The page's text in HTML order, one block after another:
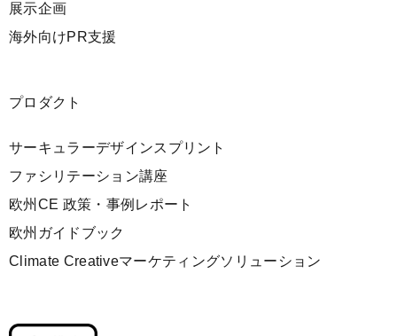
展示企画
海外向けPR支援
プロダクト
サーキュラーデザインスプリント
ファシリテーション講座
欧州CE 政策・事例レポート
欧州ガイドブック
Climate Creativeマーケティングソリューション